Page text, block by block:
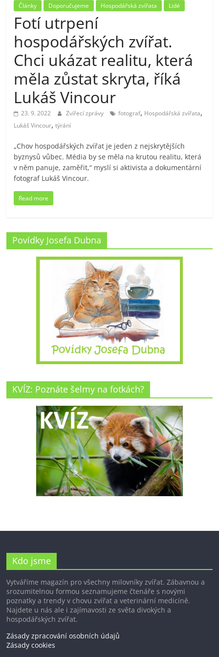
Články Doporučujeme Hospodářská zvířata Lidé
Fotí utrpení
hospodářských zvířat.
Chci ukázat realitu, která
měla zůstat skryta, říká
Lukáš Vincour
23. 9. 2022 Zvířecí zprávy fotograf, Hospodářská zvířata,
Lukáš Vincour,týrání
„Chov hospodářských zvířat je jeden z nejskrytějších
byznysů vůbec. Média by se měla na krutou realitu, která
v něm panuje, zaměřit,“ myslí si aktivista a dokumentární
fotograf Lukáš Vincour.
Read more
Povídky Josefa Dubna
KVÍZ: Poznáte šelmy na fotkách?
Kdo jsme
Vytváříme magazín pro všechny milovníky zvířat. Zábavnou a
srozumitelnou formou seznamujeme čtenáře s novými
poznatky a trendy v chovu zvířat a veterinární medicíně.
Najdete u nás ale i zajímavosti ze světa divokých a
hospodářských zvířat.
Zásady zpracování osobních údajů
Zásady cookies